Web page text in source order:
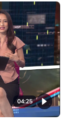
04:25